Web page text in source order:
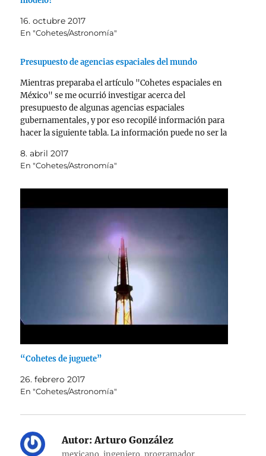
16. octubre 2017
En "Cohetes/Astronomía"
Presupuesto de agencias espaciales del mundo
Mientras preparaba el artículo "Cohetes espaciales en
México" se me ocurrió investigar acerca del
presupuesto de algunas agencias espaciales
gubernamentales, y por eso recopilé información para
hacer la siguiente tabla. La información puede no ser la
está claro que sirve…
8. abril 2017
En "Cohetes/Astronomía"
“Cohetes de juguete”
26. febrero 2017
En "Cohetes/Astronomía"
Autor:Arturo González